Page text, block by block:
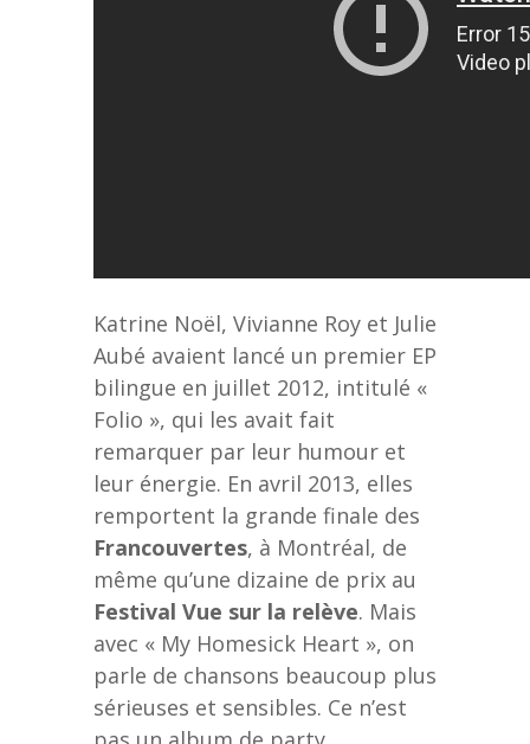
Katrine Noël, Vivianne Roy et Julie
Aubé avaient lancé un premier EP
bilingue en juillet 2012, intitulé «
Folio », qui les avait fait
remarquer par leur humour et
leur énergie. En avril 2013, elles
remportent la grande finale des
Francouvertes, à Montréal, de
même qu’une dizaine de prix au
Festival Vue sur la relève. Mais
avec « My Homesick Heart », on
parle de chansons beaucoup plus
sérieuses et sensibles. Ce n’est